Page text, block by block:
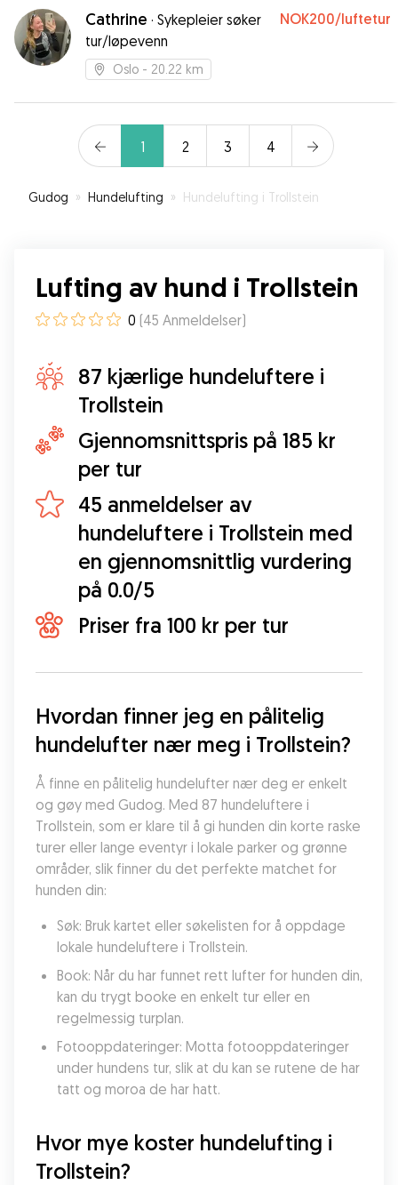
Cathrine · Sykepleier søker
tur/løpevenn
NOK200/luftetur
Oslo - 20.22 km
1 2 3 4
Gudog » Hundelufting » Hundelufting i Trollstein
Lufting av hund i Trollstein
0 (45 Anmeldelser)
87 kjærlige hundeluftere i
Trollstein
Gjennomsnittspris på 185 kr
per tur
45 anmeldelser av
hundeluftere i Trollstein med
en gjennomsnittlig vurdering
på 0.0/5
Priser fra 100 kr per tur
Hvordan finner jeg en pålitelig
hundelufter nær meg i Trollstein?
Å finne en pålitelig hundelufter nær deg er enkelt
og gøy med Gudog. Med 87 hundeluftere i
Trollstein, som er klare til å gi hunden din korte raske
turer eller lange eventyr i lokale parker og grønne
områder, slik finner du det perfekte matchet for
hunden din:
Søk: Bruk kartet eller søkelisten for å oppdage
lokale hundeluftere i Trollstein.
Book: Når du har funnet rett lufter for hunden din,
kan du trygt booke en enkelt tur eller en
regelmessig turplan.
Fotooppdateringer: Motta fotooppdateringer
under hundens tur, slik at du kan se rutene de har
tatt og moroa de har hatt.
Hvor mye koster hundelufting i
Trollstein?